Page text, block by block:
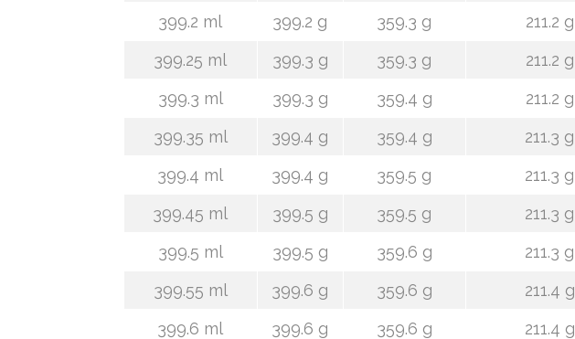
399.2 ml
399.2 g 359.3 g 211.2 g
399.25 ml
399.3 g 359.3 g 211.2 g
399.3 ml
399.3 g 359.4 g 211.2 g
399.35 ml
399.4 g 359.4 g 211.3 g
399.4 ml
399.4 g 359.5 g 211.3 g
399.45 ml
399.5 g 359.5 g 211.3 g
399.5 ml
399.5 g 359.6 g 211.3 g
399.55 ml
399.6 g 359.6 g 211.4 g
399.6 ml
399.6 g 359.6 g 211.4 g